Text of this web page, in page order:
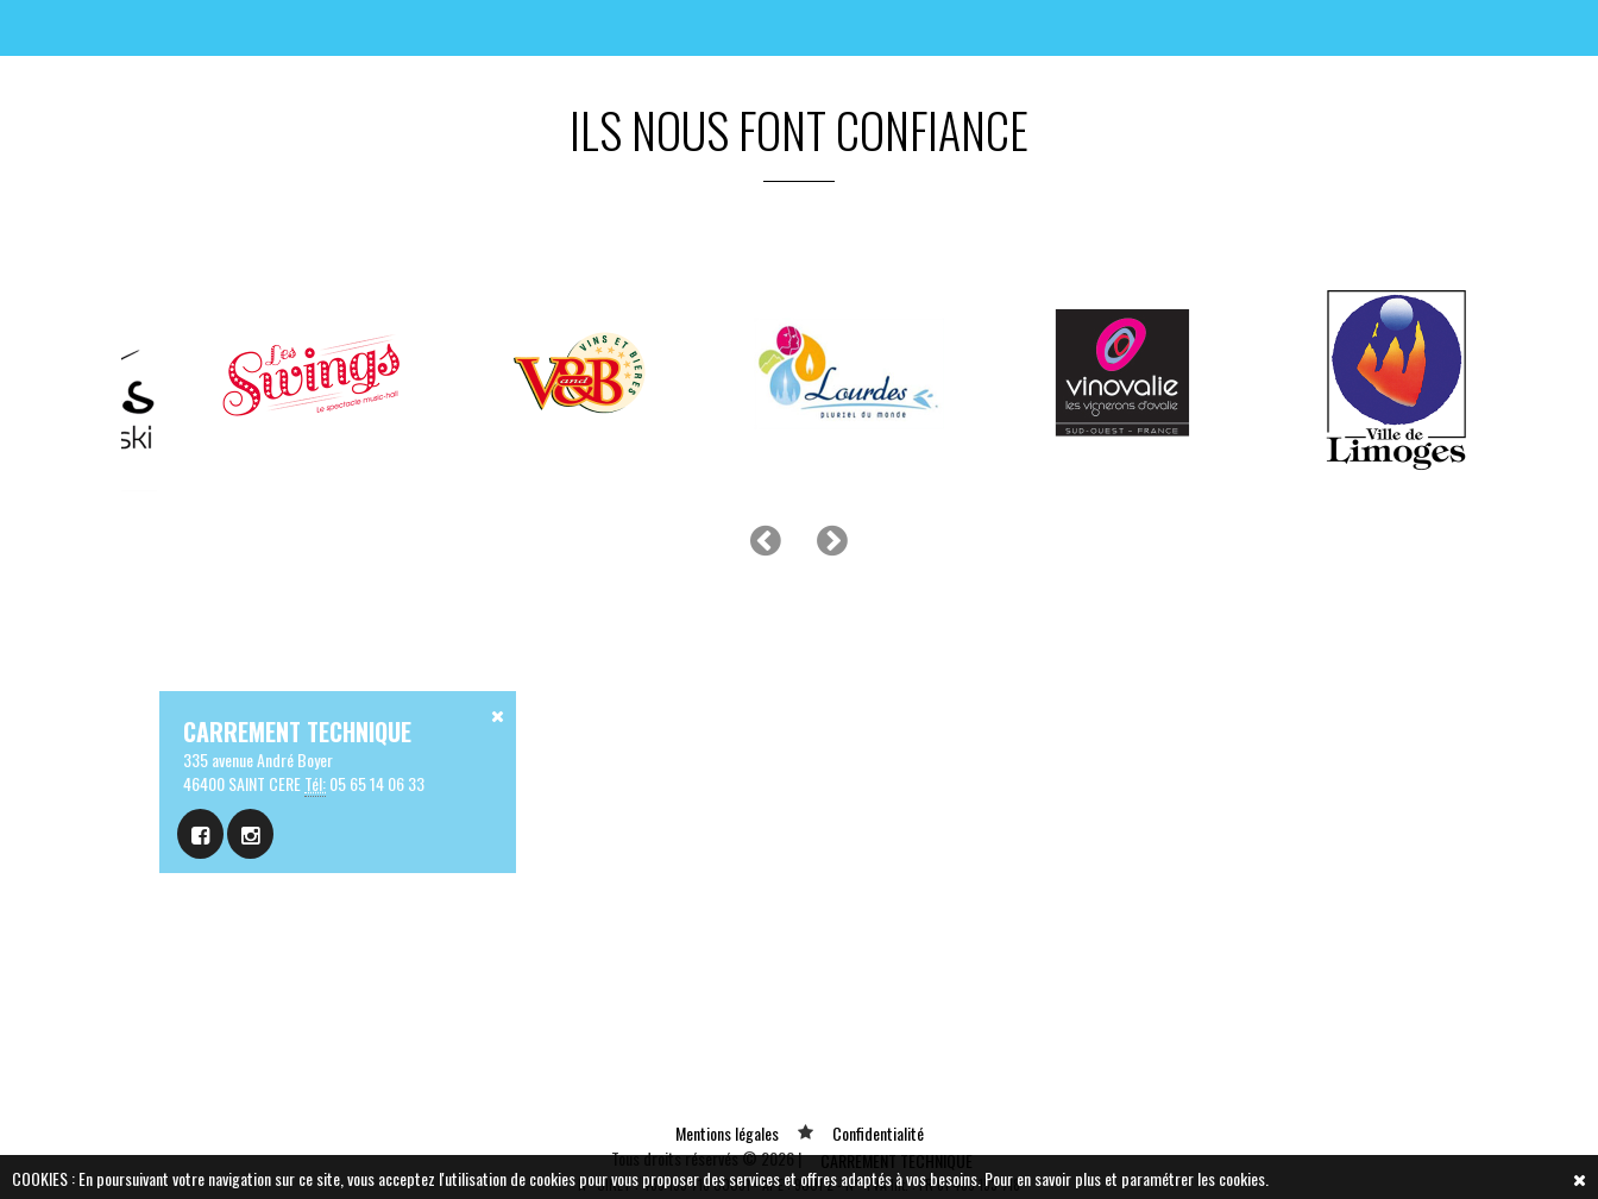
ILS NOUS FONT CONFIANCE
CARREMENT TECHNIQUE
335 avenue André Boyer
46400 SAINT CERETél:05 65 14 06 33
Mentions légales
Confidentialité
Tous droits réservés © 2026 |
CARREMENT TECHNIQUE
N° SIRET : 489 153 718 00031 - APE : 9001 Z - N° TVA Int. : FR 61 489 153 718
COOKIES : En poursuivant votre navigation sur ce site, vous acceptez l'utilisation de cookies pour vous proposer des services et offres adaptés à vos besoins. Pour en savoir plus et paramétrer les cookies.